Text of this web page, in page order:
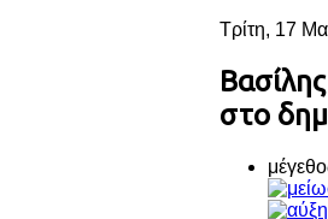
Τρίτη, 17
στο